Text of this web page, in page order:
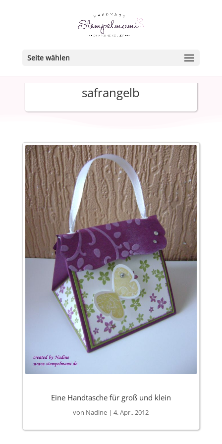
Seite wählen
safrangelb
Eine Handtasche für groß und klein
von Nadine |4. Apr.. 2012